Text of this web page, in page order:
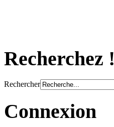
Recherchez !
Rechercher
Connexion